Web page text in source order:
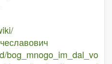
bog_mnogo_im_dal_vo